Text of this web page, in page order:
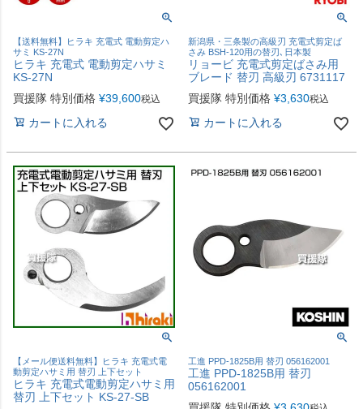
【送料無料】ヒラキ 充電式 電動剪定ハ
サミ KS-27N
ヒラキ 充電式 電動剪定ハサミ
KS-27N
買援隊 特別価格 ¥39,600税込
カートに入れる
新潟県・三条製の高級刃 充電式剪定ば
さみ BSH-120用の替刃､日本製
リョービ 充電式剪定ばさみ用
ブレード 替刃 高級刃 6731117
買援隊 特別価格 ¥3,630税込
カートに入れる
【メール便送料無料】ヒラキ 充電式電
動剪定ハサミ用 替刃 上下セット
ヒラキ 充電式電動剪定ハサミ用
替刃 上下セット KS-27-SB
工進 PPD-1825B用 替刃 056162001
工進 PPD-1825B用 替刃
056162001